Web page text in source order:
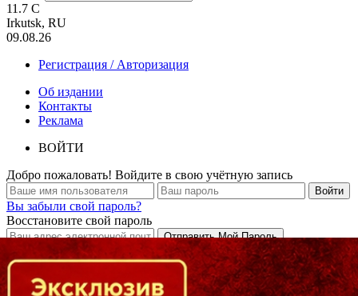
11.7 C
Irkutsk, RU
09.08.26
Регистрация / Авторизация
Об издании
Контакты
Реклама
ВОЙТИ
Добро пожаловать! Войдите в свою учётную запись
Вы забыли свой пароль?
Восстановите свой пароль
Кто есть кто в Байкальском регионе